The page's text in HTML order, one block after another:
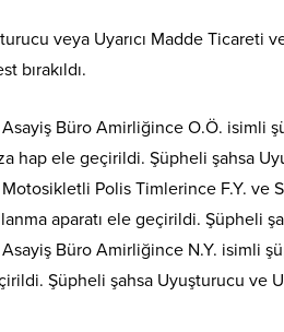
veya Uyarıcı Madde Ticareti
bırakıldı.
Asayiş Büro Amirliğince O.Ö. isimli
hap ele geçirildi. Şüpheli şahsa
Motosikletli Polis Timlerince F.Y. ve
aparatı ele geçirildi. Şüpheli
Asayiş Büro Amirliğince N.Y. isimli
Şüpheli şahsa Uyuşturucu ve